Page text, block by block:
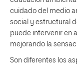
cuidado del medio
social y estructural
puede intervenir en
mejorando la
Son diferentes los